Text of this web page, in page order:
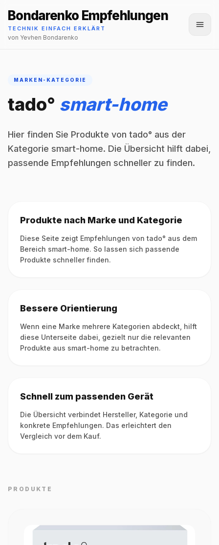
Bondarenko Empfehlungen
TECHNIK EINFACH ERKLÄRT
von Yevhen Bondarenko
MARKEN-KATEGORIE
tado° smart-home
Hier finden Sie Produkte von tado° aus der
Kategorie smart-home. Die Übersicht hilft dabei,
passende Empfehlungen schneller zu finden.
Produkte nach Marke und Kategorie
Diese Seite zeigt Empfehlungen von tado° aus dem
Bereich smart-home. So lassen sich passende
Produkte schneller finden.
Bessere Orientierung
Wenn eine Marke mehrere Kategorien abdeckt, hilft
diese Unterseite dabei, gezielt nur die relevanten
Produkte aus smart-home zu betrachten.
Schnell zum passenden Gerät
Die Übersicht verbindet Hersteller, Kategorie und
konkrete Empfehlungen. Das erleichtert den
Vergleich vor dem Kauf.
PRODUKTE